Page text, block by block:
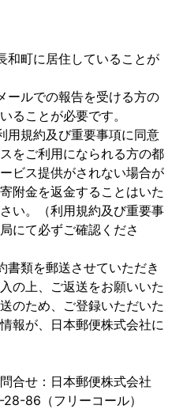
和町に居住していることが
ールでの報告を受ける方の
ることが必要です。
用規約及び重要事項に同意
をご利用になられる方の都
ビス提供がされない場合が
附金を返金することはいた
い。（利用規約及び重要事
にて必ずご確認くださ
書類を郵送させていただき
の上、ご返送をお願いいた
のため、ご登録いただいた
報が、日本郵便株式会社に
合せ：日本郵便株式会社
86（フリーコール）